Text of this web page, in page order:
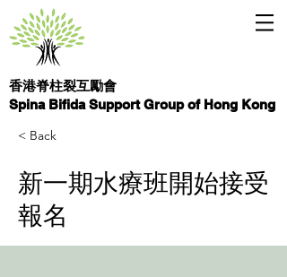
香港脊柱裂互勵會
Spina Bifida Support Group of Hong Kong
< Back
新一期水療班開始接受
報名